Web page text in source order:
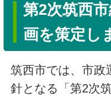
第2次筑西
画を策定し
筑西市では、市政
針となる「第2次